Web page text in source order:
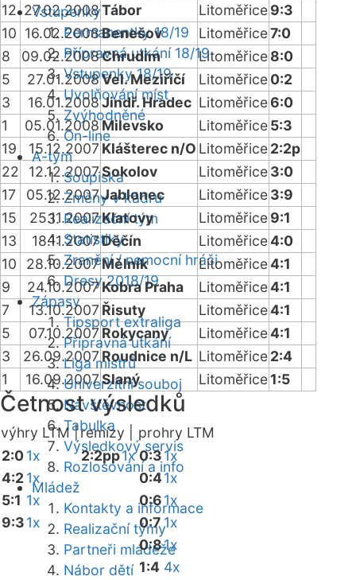
Vstupenky
Permanentky 18/19
Přípravná utkání 18/19
Vstupenky 18/19
Uvolňování míst
Zvýhodněné
On-line
A-tým
Soupiska
Změny v kádru
Realizační tým
Statistiky
Zranění / nemocní hráči
Dresy 2018/19
Zápasy
Tipsport extraliga
Přípravná utkání
Liga mistrů
Univerzitní souboj
Návštěvnost
Tabulka
Výsledkový servis
Rozlosování a info
Mládež
Kontakty a informace
Realizační týmy
Partneři mládeže
Nábor dětí
12 27.02.2008Tábor Litoměřice9:3
10 16.02.2008Benešov Litoměřice7:0
8
09.02.2008Chrudim Litoměřice8:0
5
27.01.2008Vel. Meziříčí Litoměřice0:2
3
16.01.2008Jindř. Hradec Litoměřice6:0
1
05.01.2008Milevsko Litoměřice5:3
19
15.12.2007 Klášterec n/O Litoměřice2:2p
22
12.12.2007Sokolov Litoměřice3:0
17
05.12.2007Jablonec Litoměřice3:9
15
25.11.2007Klatovy Litoměřice9:1
13
18.11.2007Děčín Litoměřice4:0
10
28.10.2007Mělník Litoměřice4:1
9
24.10.2007Kobra Praha Litoměřice4:1
7
13.10.2007 Řisuty Litoměřice4:1
5
07.10.2007 Rokycany Litoměřice4:1
3
26.09.2007 Roudnice n/L Litoměřice2:4
1
16.09.2007Slaný Litoměřice1:5
Četnost výsledků
výhry LTM |remízy |
prohry LTM
2:01x
4:21x
5:1 1x
9:31x
2:2pp1x 0:31x
0:41x
0:61x
0:71x
0:81x
1:4 4x